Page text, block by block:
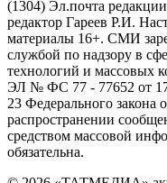
(1304) Эл.почта
редактор Гареев Р.И.
материалы 16+. СМИ
службой по надзору в
технологий и массовых
ЭЛ № ФС 77 - 77652 от
23 Федерального
распространении
средством массовой
обязательна.